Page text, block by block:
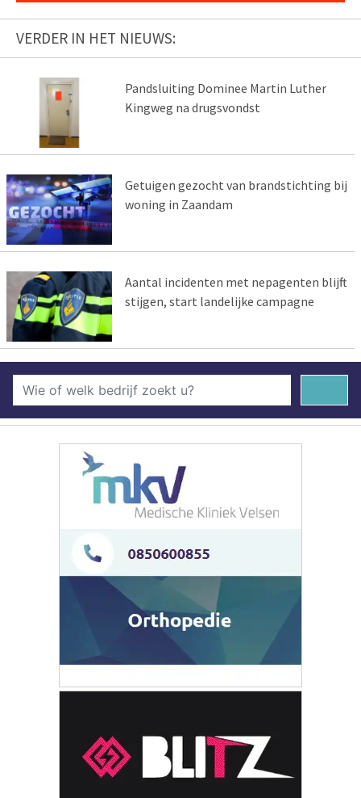
VERDER IN HET NIEUWS:
Pandsluiting Dominee Martin Luther
Kingweg na drugsvondst
Getuigen gezocht van brandstichting bij
woning in Zaandam
Aantal incidenten met nepagenten blijft
stijgen, start landelijke campagne